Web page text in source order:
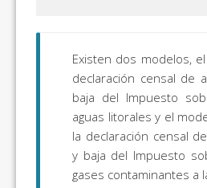
Existen dos modelos,
declaración censal de
baja del Impuesto
aguas litorales y el
la declaración censal
y baja del Impuesto
gases contaminantes a